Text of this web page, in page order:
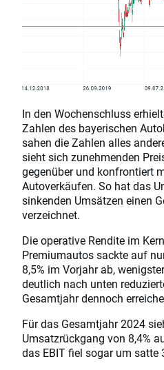
In den Wochenschluss
Zahlen des bayerischen
sahen die Zahlen alles
sieht sich zunehmenden
gegenüber und konfrontiert
Autoverkäufen. So hat das
sinkenden Umsätzen einen
verzeichnet.
Die operative Rendite im
Premiumautos sackte auf
8,5% im Vorjahr ab,
deutlich nach unten
Gesamtjahr dennoch
Für das Gesamtjahr 2024
Umsatzrückgang von 8,4%
das EBIT fiel sogar um satte